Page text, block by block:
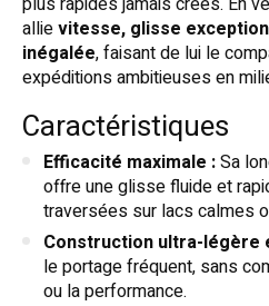
allievitesse, glisse
inégalée, faisant de lui le
expéditions ambitieuses en
Caractéristiques
Efficacité maximale :Sa
offre une glisse fluide et
traversées sur lacs calmes
Construction ultra-légère
le portage fréquent, sans
ou la performance.